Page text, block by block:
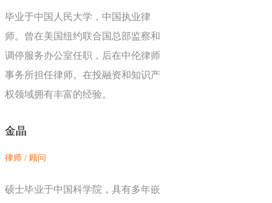
毕业于中国人民大学，中国执业律
师。曾在美国纽约联合国总部监察和
调停服务办公室任职，后在中伦律师
事务所担任律师。在投融资和知识产
权领域拥有丰富的经验。
金晶
律师 / 顾问
硕士毕业于中国科学院，具有多年嵌